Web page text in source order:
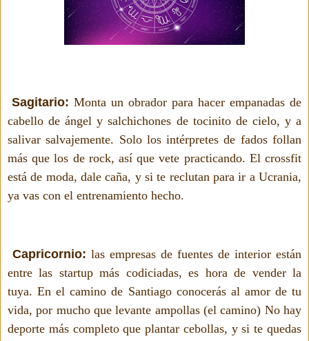
Sagitario: Monta un obrador para hacer empanadas de
cabello de ángel y salchichones de tocinito de cielo, y a
salivar salvajemente. Solo los intérpretes de fados follan
más que los de rock, así que vete practicando. El crossfit
está de moda, dale caña, y si te reclutan para ir a Ucrania,
ya vas con el entrenamiento hecho.
Capricornio: las empresas de fuentes de interior están
entre las startup más codiciadas, es hora de vender la
tuya. En el camino de Santiago conocerás al amor de tu
vida, por mucho que levante ampollas (el camino) No hay
deporte más completo que plantar cebollas, y si te quedas